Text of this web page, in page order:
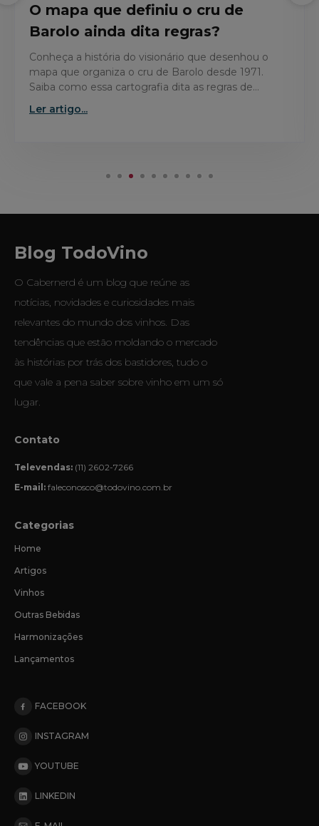
O mapa que definiu o cru de
Barolo ainda dita regras?
Conheça a história do visionário que desenhou o
mapa que organiza o cru de Barolo desde 1971.
Saiba como essa cartografia dita as regras de
qualidade da região.
Ler artigo...
Blog TodoVino
O Cabernerd é um blog que reúne as
notícias, novidades e curiosidades mais
relevantes do mundo dos vinhos. Das
tendências que estão moldando o mercado
às histórias por trás dos bastidores, tudo o
que vale a pena saber sobre vinho em um só
lugar.
Contato
Televendas: (11) 2602-7266
E-mail: faleconosco@todovino.com.br
Categorias
Home
Artigos
Vinhos
Outras Bebidas
Harmonizações
Lançamentos
FACEBOOK
INSTAGRAM
YOUTUBE
LINKEDIN